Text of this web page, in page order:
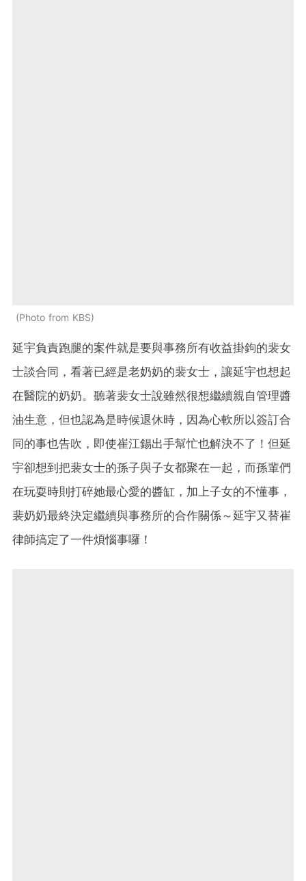
Photo from KBS
延宇負責跑腿的案件就是要與事務所有收益掛鉤的裴女
士談合同，看著已經是老奶奶的裴女士，讓延宇也想起
在醫院的奶奶。聽著裴女士說雖然很想繼續親自管理醬
油生意，但也認為是時候退休時，因為心軟所以簽訂合
同的事也告吹，即使崔江錫出手幫忙也解決不了！但延
宇卻想到把裴女士的孫子與子女都聚在一起，而孫輩們
在玩耍時則打碎她最心愛的醬缸，加上子女的不懂事，
裴奶奶最終決定繼續與事務所的合作關係～延宇又替崔
律師搞定了一件煩惱事囉！